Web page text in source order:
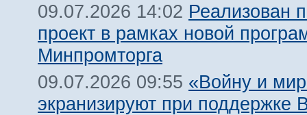
09.07.2026 14:02 Реализован
проект в рамках новой
Минпромторга
09.07.2026 09:55 «Войну и
экранизируют при поддержке